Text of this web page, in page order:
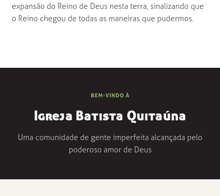
expansão do Reino de Deus nesta terra, sinalizando que
o Reino chegou de todas as maneiras que pudermos.
BEM-VINDO À
Igreja Batista Quitaúna
Uma comunidade de gente imperfeita alcançada pelo
poderoso amor de Deus